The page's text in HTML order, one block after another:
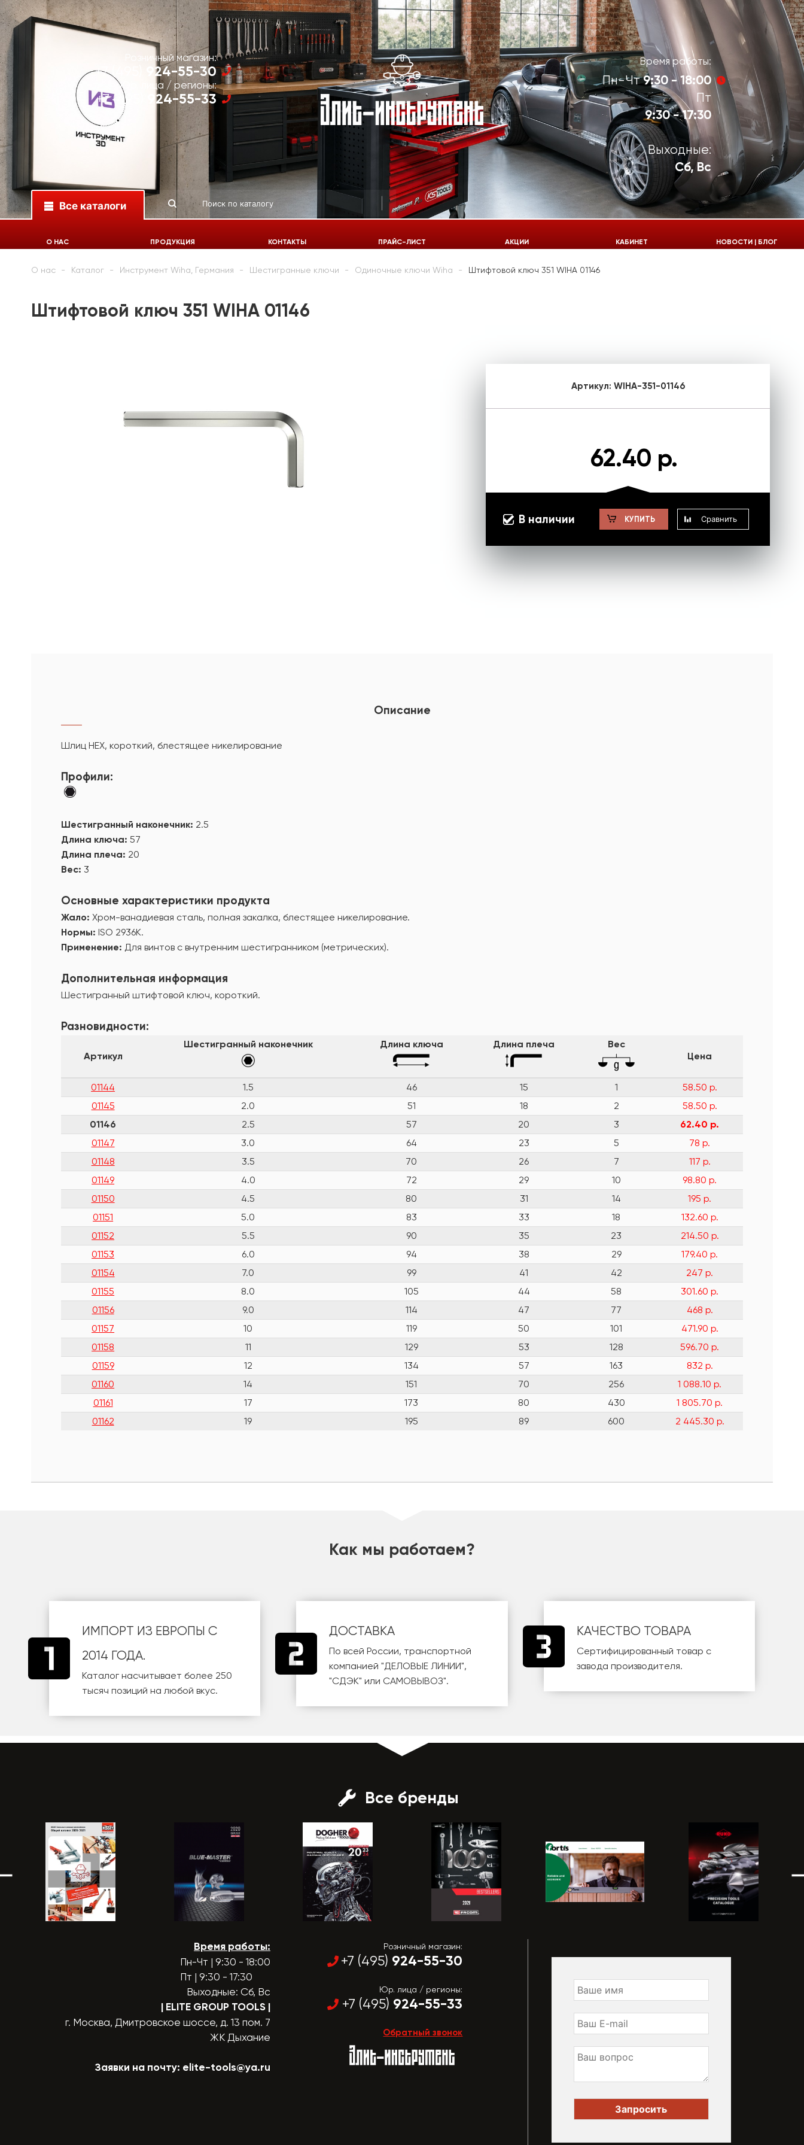
Розничный магазин:
+7 (495) 924-55-30
Юр. лица / регионы:
+7 (495) 924-55-33
Время работы:
Пн-Чт9:30 - 18:00
Пт
9:30 - 17:30
Выходные:
Сб, Вс
Все каталоги
924-55-33
О НАС ПРОДУКЦИЯ КОНТАКТЫ ПРАЙС-ЛИСТ АКЦИИ КАБИНЕТ НОВОСТИ | БЛОГ
О нас Каталог Инструмент Wiha, Германия Шестигранные ключи Одиночные ключи Wiha Штифтовой ключ 351 WIHA 01146
Штифтовой ключ 351 WIHA 01146
Артикул: WIHA-351-01146
62.40 р.
В наличии КУПИТЬ Сравнить
Описание
Шлиц HEX, короткий, блестящее никелирование
Профили:
Шестигранный наконечник: 2.5
Длина ключа: 57
Длина плеча: 20
Вес: 3
Основные характеристики продукта
Жало: Хром-ванадиевая сталь, полная закалка, блестящее никелирование.
Нормы: ISO 2936К.
Применение: Для винтов с внутренним шестигранником (метрических).
Дополнительная информация
Шестигранный штифтовой ключ, короткий.
Разновидности:
Артикул
Шестигранный наконечник Длина ключа Длина плеча
Вес
Цена
01144 1.5 46 15 1
58.50 р.
01145
2.0 51 18 2
58.50 р.
01146
2.5 57 20 3
62.40 р.
01147
3.0 64 23 5
78 р.
01148
3.5 70 26 7
117 р.
01149
4.0 72 29 10
98.80 р.
01150
4.5 80 31 14
195 р.
01151
5.0 83 33 18
132.60 р.
01152
5.5 90 35 23
214.50 р.
01153
6.0 94 38 29
179.40 р.
01154
7.0 99 41 42
247 р.
01155
8.0 105 44 58
301.60 р.
01156
9.0 114 47 77
468 р.
01157
10 119 50 101
471.90 р.
01158
11 129 53 128
596.70 р.
01159
12 134 57 163
832 р.
01160
14 151 70 256
1 088.10 р.
01161
17 173 80 430
1 805.70 р.
01162
19 195 89 600 2 445.30 р.
Как мы работаем?
ИМПОРТ ИЗ ЕВРОПЫ С
2014 ГОДА.
Каталог насчитывает более 250
тысяч позиций на любой вкус.
ДОСТАВКА
По всей России, транспортной
компанией"ДЕЛОВЫЕ ЛИНИИ",
"СДЭК" или САМОВЫВОЗ".
КАЧЕСТВО ТОВАРА
Сертифицированный товар с
завода производителя.
Все бренды
Время работы:
Пн-Чт | 9:30 - 18:00
Пт | 9:30 - 17:30
Выходные: Сб, Вс
| ELITE GROUP TOOLS |
г. Москва, Дмитровское шоссе, д. 13 пом. 7
ЖК Дыхание
Заявки на почту: elite-tools@ya.ru
Розничный магазин:
+7 (495) 924-55-30
Юр. лица / регионы:
+7 (495) 924-55-33
Обратный звонок